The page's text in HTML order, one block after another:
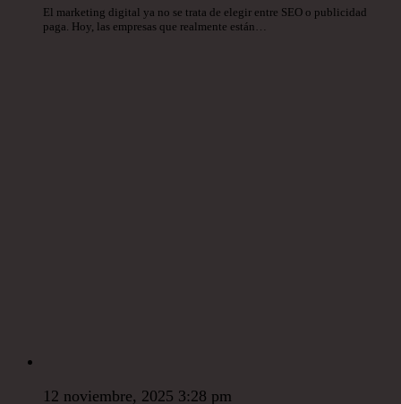
El marketing digital ya no se trata de elegir entre SEO o publicidad
paga. Hoy, las empresas que realmente están…
12 noviembre, 2025 3:28 pm